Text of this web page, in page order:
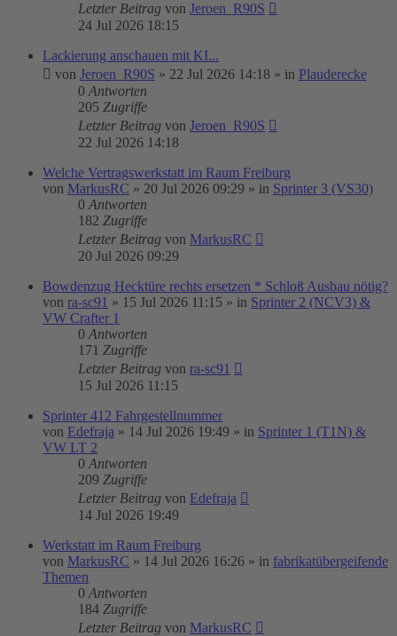
Letzter Beitrag von Jeroen_R90S
24 Jul 2026 18:15
Lackierung anschauen mit KI...
von Jeroen_R90S » 22 Jul 2026 14:18 » in Plauderecke
0 Antworten
205 Zugriffe
Letzter Beitrag von Jeroen_R90S
22 Jul 2026 14:18
Welche Vertragswerkstatt im Raum Freiburg
von MarkusRC » 20 Jul 2026 09:29 » in Sprinter 3 (VS30)
0 Antworten
182 Zugriffe
Letzter Beitrag von MarkusRC
20 Jul 2026 09:29
Bowdenzug Hecktüre rechts ersetzen * Schloß Ausbau nötig?
von ra-sc91 » 15 Jul 2026 11:15 » in Sprinter 2 (NCV3) &
VW Crafter 1
0 Antworten
171 Zugriffe
Letzter Beitrag von ra-sc91
15 Jul 2026 11:15
Sprinter 412 Fahrgestellnummer
von Edefraja » 14 Jul 2026 19:49 » in Sprinter 1 (T1N) &
VW LT 2
0 Antworten
209 Zugriffe
Letzter Beitrag von Edefraja
14 Jul 2026 19:49
Werkstatt im Raum Freiburg
von MarkusRC » 14 Jul 2026 16:26 » in fabrikatübergeifende
Themen
0 Antworten
184 Zugriffe
Letzter Beitrag von MarkusRC